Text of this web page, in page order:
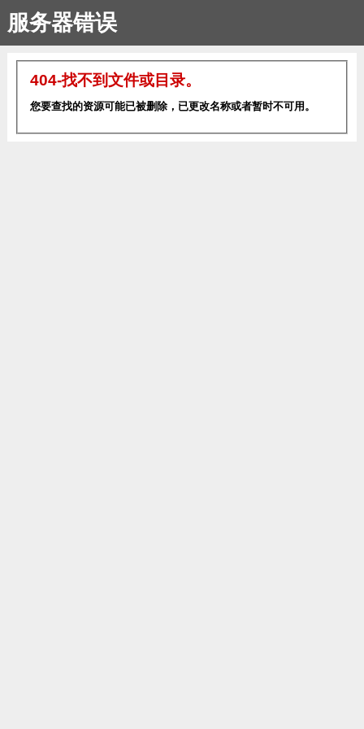
服务器错误
404-找不到文件或目录。
您要查找的资源可能已被删除，已更改名称或者暂时不可用。